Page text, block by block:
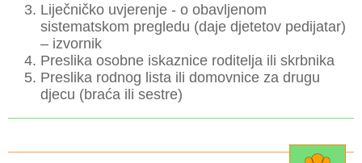
Liječničko uvjerenje - o obavljenom
sistematskom pregledu (daje djetetov pedijatar)
– izvornik
Preslika osobne iskaznice roditelja ili skrbnika
Preslika rodnog lista ili domovnice za drugu
djecu (braća ili sestre)